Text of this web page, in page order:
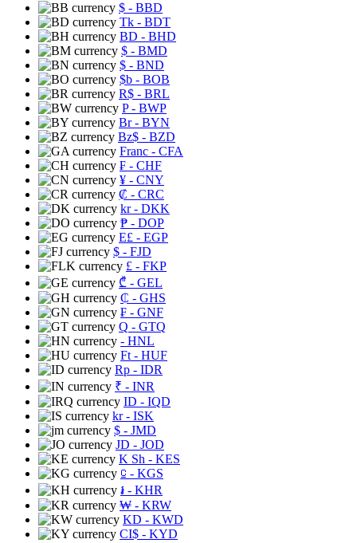
$ - BBD
Tk - BDT
BD - BHD
$ - BMD
$ - BND
$b - BOB
R$ - BRL
P- BWP
Br- BYN
Bz$ - BZD
Franc - CFA
₣ - CHF
¥ - CNY
₡ - CRC
kr- DKK
₱ - DOP
E£ - EGP
$ - FJD
£ - FKP
₾ - GEL
₵ - GHS
₣ - GNF
Q - GTQ
- HNL
Ft - HUF
Rp - IDR
₹ - INR
ID - IQD
kr- ISK
$ - JMD
JD - JOD
K Sh - KES
⃀ - KGS
៛ - KHR
₩ - KRW
KD - KWD
CI$ - KYD